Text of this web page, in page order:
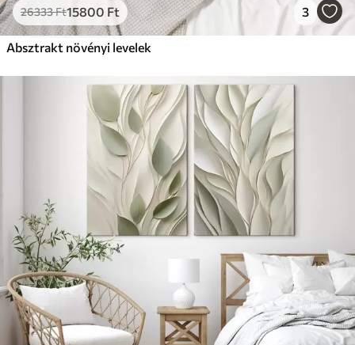
26333Ft15800 Ft 3
Absztrakt növényi levelek